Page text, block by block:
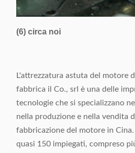
(6) circa noi
L'attrezzatura astuta del motore
fabbrica il Co., srl è una delle
tecnologie che si specializzano
nella produzione e nella vendita
fabbricazione del motore in Cina.
quasi 150 impiegati, compreso